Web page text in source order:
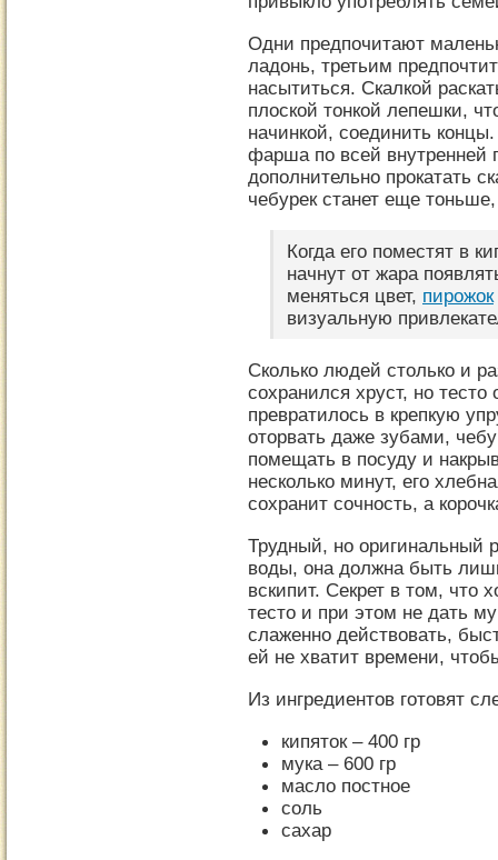
Одни предпочитают
ладонь, третьим
насытиться. Скалкой
плоской тонкой лепешки,
начинкой, соединить
фарша по всей внутренней
дополнительно прокатать
чебурек станет еще
Когда его поместят в
начнут от жара
меняться цвет, пирожок
визуальную
Сколько людей столько и
сохранился хруст, но
превратилось в крепкую
оторвать даже зубами,
помещать в посуду и
несколько минут, его
сохранит сочность, а
Трудный, но оригинальный
воды, она должна быть
вскипит. Секрет в том, что
тесто и при этом не дать
слаженно действовать,
ей не хватит времени,
Из ингредиентов готовят
кипяток – 400 гр
мука – 600 гр
масло постное
соль
сахар